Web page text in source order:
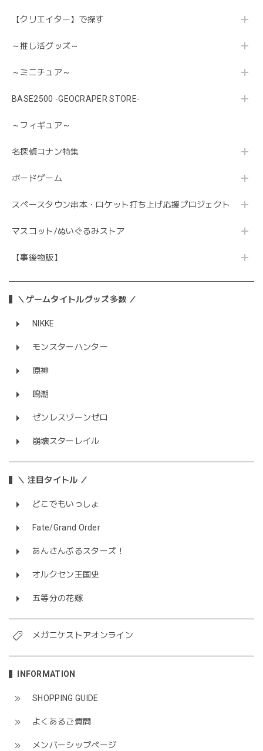
【クリエイター】で探す
～推し活グッズ～
～ミニチュア～
BASE2500 -GEOCRAPER STORE-
～フィギュア～
名探偵コナン特集
ボードゲーム
スペースタウン串本・ロケット打ち上げ応援プロジェクト
マスコット/ぬいぐるみストア
【事後物販】
＼ゲームタイトルグッズ多数 ／
NIKKE
モンスターハンター
原神
鳴潮
ゼンレスゾーンゼロ
崩壊スターレイル
＼ 注目タイトル ／
どこでもいっしょ
Fate/Grand Order
あんさんぶるスターズ！
オルクセン王国史
五等分の花嫁
メガニケストアオンライン
INFORMATION
SHOPPING GUIDE
よくあるご質問
メンバーシップページ